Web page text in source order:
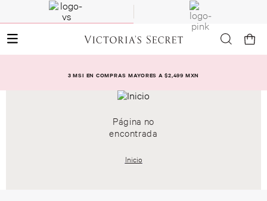
3 MSI EN COMPRAS MAYORES A $2,499 MXN
Página no
encontrada
Inicio